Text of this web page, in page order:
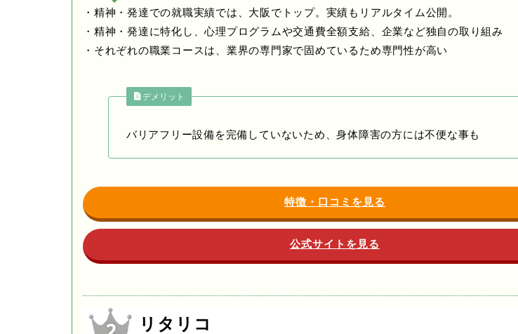
・精神・発達での就職実績では、大阪でトップ。実績もリアルタイム公開。
・精神・発達に特化し、心理プログラムや交通費全額支給、企業など独自の取り組み
・それぞれの職業コースは、業界の専門家で固めているため専門性が高い
デメリット
バリアフリー設備を完備していないため、身体障害の方には不便な事も
特徴・口コミを見る
公式サイトを見る
リタリコ